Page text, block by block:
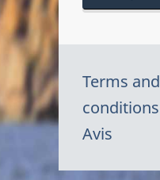
Terms and
conditions
Avis